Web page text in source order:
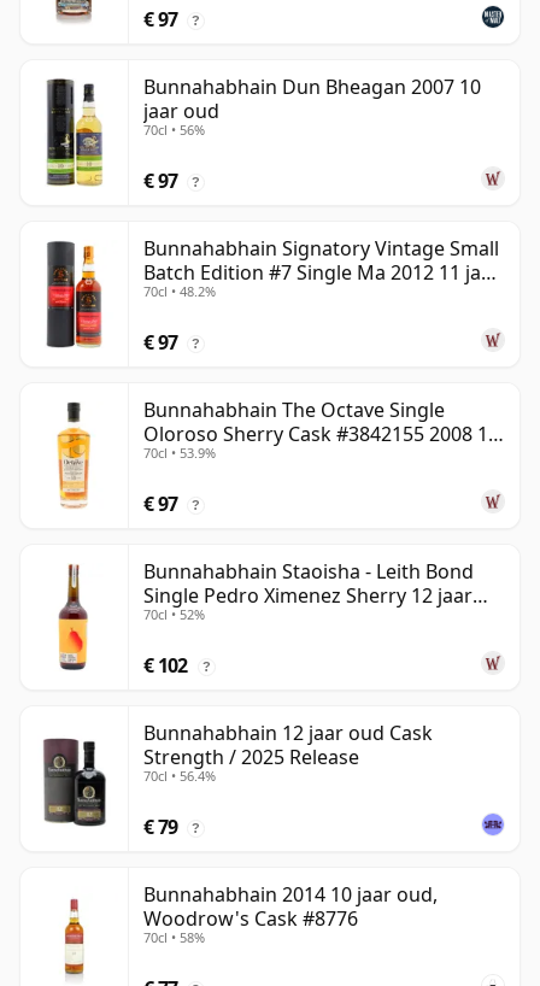
€ 97 ?
Bunnahabhain Dun Bheagan 2007 10
jaar oud
70cl • 56%
€ 97 ?
Bunnahabhain Signatory Vintage Small
Batch Edition #7 Single Ma 2012 11 jaar
oud
70cl • 48.2%
€ 97 ?
Bunnahabhain The Octave Single
Oloroso Sherry Cask #3842155 2008 15
jaar oud
70cl • 53.9%
€ 97 ?
Bunnahabhain Staoisha - Leith Bond
Single Pedro Ximenez Sherry 12 jaar
oud
70cl • 52%
€ 102 ?
Bunnahabhain 12 jaar oud Cask
Strength / 2025 Release
70cl • 56.4%
€ 79 ?
Bunnahabhain 2014 10 jaar oud,
Woodrow's Cask #8776
70cl • 58%